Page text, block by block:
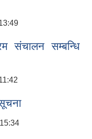
संचालन सम्बन्धि